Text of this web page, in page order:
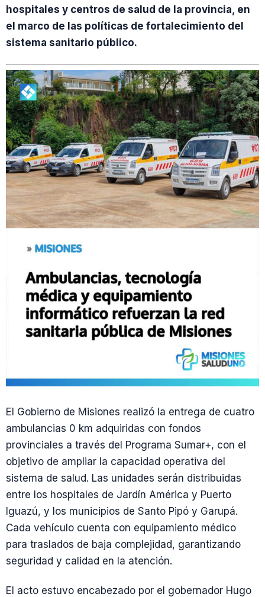
hospitales y centros de salud de la provincia, en
el marco de las políticas de fortalecimiento del
sistema sanitario público.
El Gobierno de Misiones realizó la entrega de cuatro
ambulancias 0 km adquiridas con fondos
provinciales a través del Programa Sumar+, con el
objetivo de ampliar la capacidad operativa del
sistema de salud. Las unidades serán distribuidas
entre los hospitales de Jardín América y Puerto
Iguazú, y los municipios de Santo Pipó y Garupá.
Cada vehículo cuenta con equipamiento médico
para traslados de baja complejidad, garantizando
seguridad y calidad en la atención.
El acto estuvo encabezado por el gobernador Hugo